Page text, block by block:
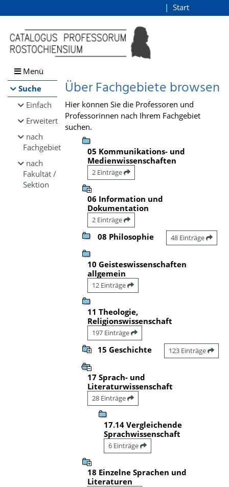
Browsen
direkt zum Inhalt
Start
Menü
Suche
Einfach
Erweitert
nach
Fachgebiet
nach
Fakultät /
Sektion
Über Fachgebiete browsen
Hier können Sie die Professoren und
Professorinnen nach Ihrem Fachgebiet
suchen.
05 Kommunikations- und
Medienwissenschaften
2 Einträge
06 Information und
Dokumentation
2 Einträge
08 Philosophie 48 Einträge
10 Geisteswissenschaften
allgemein
12 Einträge
11 Theologie,
Religionswissenschaft
197 Einträge
15 Geschichte 123 Einträge
17 Sprach- und
Literaturwissenschaft
28 Einträge
17.14 Vergleichende
Sprachwissenschaft
6 Einträge
18 Einzelne Sprachen und
Literaturen